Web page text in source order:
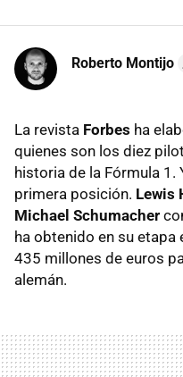
Roberto Montijo
La revista Forbes ha
quienes son los diez
historia de la Fórmula 1.
primera posición. Lewis
Michael Schumacher
ha obtenido en su etapa
435 millones de euros
alemán.